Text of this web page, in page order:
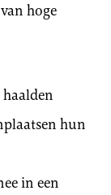
hoge
haalden
hun
in een